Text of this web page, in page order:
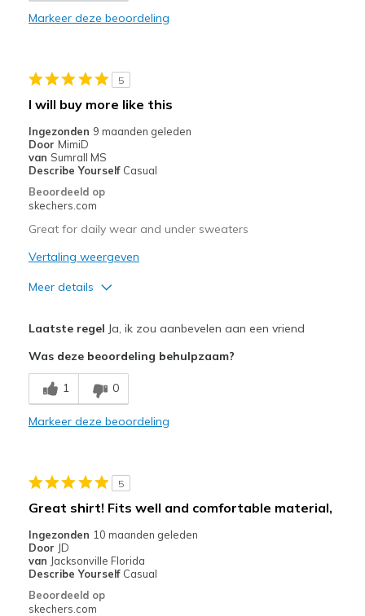
work out
Width
Sizing
Markeer deze beoordeling
5
I will buy more like this
Ingezonden 9 maanden geleden
Door MimiD
van Sumrall MS
Describe Yourself Casual
Beoordeeld op
skechers.com
Great for daily wear and under sweaters
Vertaling weergeven
Meer details
Comfortable
Durable
Casual Wear
Width
Feels true to width
Sizing
Feels true to size
View On Shoes
Laatste regel Ja, ik zou aanbevelen aan een vriend
Was deze beoordeling behulpzaam?
1 0
Markeer deze beoordeling
5
Great shirt! Fits well and comfortable material,
Ingezonden 10 maanden geleden
Door JD
van Jacksonville Florida
Describe Yourself Casual
Beoordeeld op
skechers.com